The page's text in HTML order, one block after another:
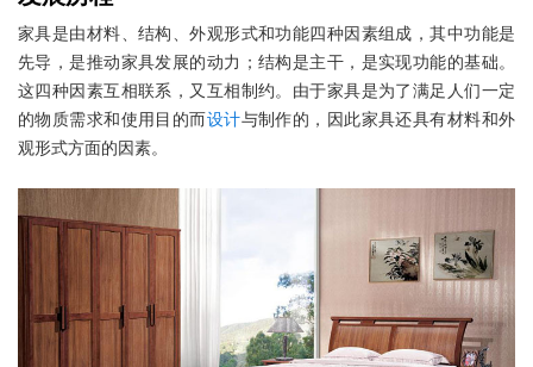
家具是由材料、结构、外观形式和功能四种因素组成，其中功能是
先导，是推动家具发展的动力；结构是主干，是实现功能的基础。
这四种因素互相联系，又互相制约。由于家具是为了满足人们一定
的物质需求和使用目的而设计与制作的，因此家具还具有材料和外
观形式方面的因素。